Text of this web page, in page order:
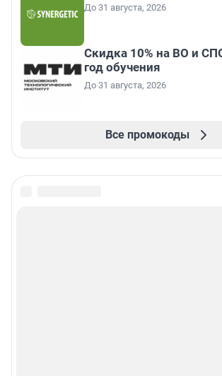
До 31 августа, 2026
Скидка 10% на ВО и
год обучения
До 31 августа, 2026
Все промокоды